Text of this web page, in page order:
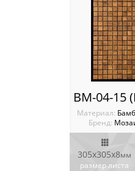
BM-04-15
Материал:
Бренд:
305x305х8мм
размер листа